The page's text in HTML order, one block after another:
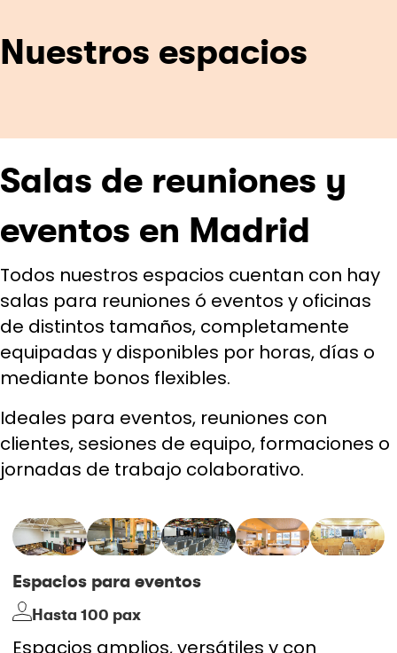
Nuestros espacios
Salas de reuniones y
eventos en Madrid
Todos nuestros espacios cuentan con hay
salas para reuniones ó eventos y oficinas
de distintos tamaños, completamente
equipadas y disponibles por horas, días o
mediante bonos flexibles.
Ideales para eventos, reuniones con
clientes, sesiones de equipo, formaciones o
jornadas de trabajo colaborativo.
Espacios para eventos
Hasta 100 pax
Espacios amplios, versátiles y con